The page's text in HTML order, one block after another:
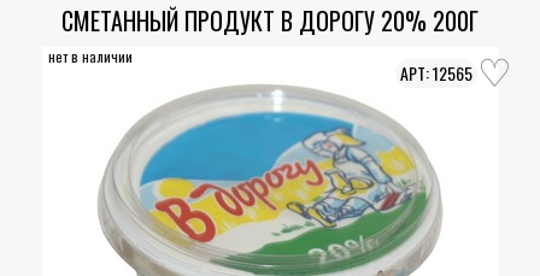
СМЕТАННЫЙ ПРОДУКТ В ДОРОГУ 20% 200Г
нет в наличии
12565